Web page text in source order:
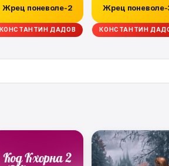
Жрец поневоле-2
КОНСТАНТИН ДАДОВ
Жрец
КОНСТАНТИН